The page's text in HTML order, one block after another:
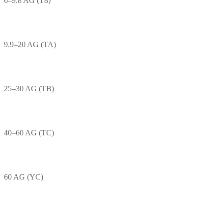
9.9–20 AG (TA)
25–30 AG (TB)
40–60 AG (TC)
60 AG (YC)